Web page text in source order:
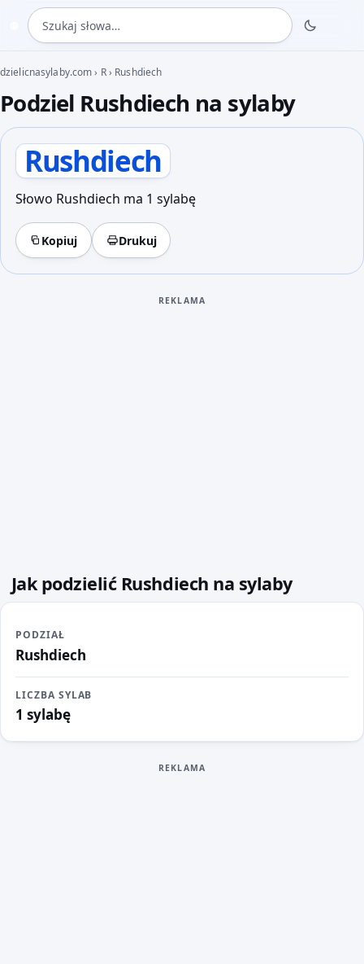
Szukaj słowa
dzielicnasylaby.com› R› Rushdiech
Podziel Rushdiech na sylaby
Rushdiech
Słowo Rushdiech ma 1 sylabę
Kopiuj Drukuj
REKLAMA
Jak podzielić Rushdiech na sylaby
PODZIAŁ
Rushdiech
LICZBA SYLAB
1 sylabę
REKLAMA